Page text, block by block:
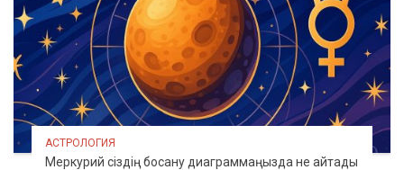
АСТРОЛОГИЯ
Меркурий сіздің босану диаграммаңызда не айтады